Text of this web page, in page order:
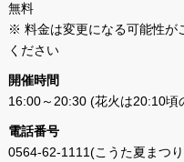
無料
※ 料金は変更になる可能性が
ください
開催時間
16:00～20:30 (花火は20:10頃
電話番号
0564-62-1111(こうた夏まつ